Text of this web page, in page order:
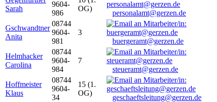
Sarah
9604-
986
OG)
personalamt@gerzen.de
Gschwandtner
Anita
08744
9604-
981
3
buergeramt@gerzen.de
Helmhacker
Carolina
08744
9604-
984
7
steueramt@gerzen.de
Hoffmeister
Klaus
08744
9604-
34
15 (1.
OG)
geschaeftsleitung@gerzen.de